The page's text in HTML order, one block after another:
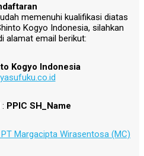
memenuhi kualifikasi diatas
Kogyo Indonesia, silahkan
alamat email berikut:
Kogyo Indonesia
PPIC SH_Name
Margacipta Wirasentosa (MC)